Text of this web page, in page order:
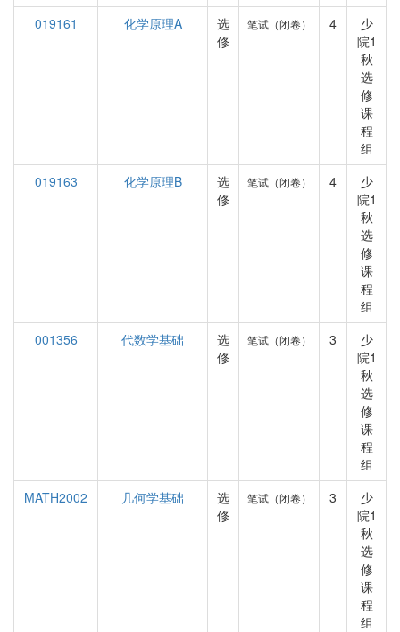
019161
化学原理A
选
修
笔试（闭卷） 4
少
院1
秋
选
修
课
程
组
019163
化学原理B
选
修
笔试（闭卷） 4
少
院1
秋
选
修
课
程
组
001356
代数学基础
选
修
笔试（闭卷） 3
少
院1
秋
选
修
课
程
组
MATH2002
几何学基础
选
修
笔试（闭卷） 3
少
院1
秋
选
修
课
程
组